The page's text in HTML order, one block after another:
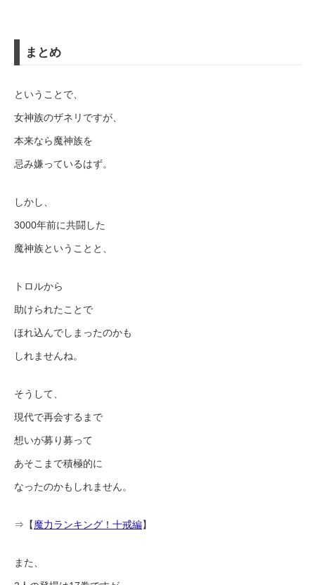
まとめ
ということで、
女神族のザネリですが、
本来なら魔神族を
忌み嫌っているはず。
しかし、
3000年前に共闘した
魔神族ということと、
トロルから
助けられたことで
ほれ込んでしまったのかも
しれませんね。
そうして、
現代で再会するまで
想いが募り募って
あそこまで積極的に
なったのかもしれません。
⇒【魔力ランキング！十戒編】
また、